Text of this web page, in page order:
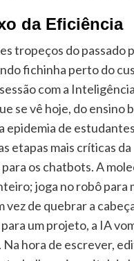
da Eficiência
tropeços do passado
fichinha perto do
com a
se vê hoje, do ensino
epidemia de estudantes
etapas mais críticas da
os chatbots. A
joga no robô para
vez de quebrar a
um projeto, a IA
hora de escrever,